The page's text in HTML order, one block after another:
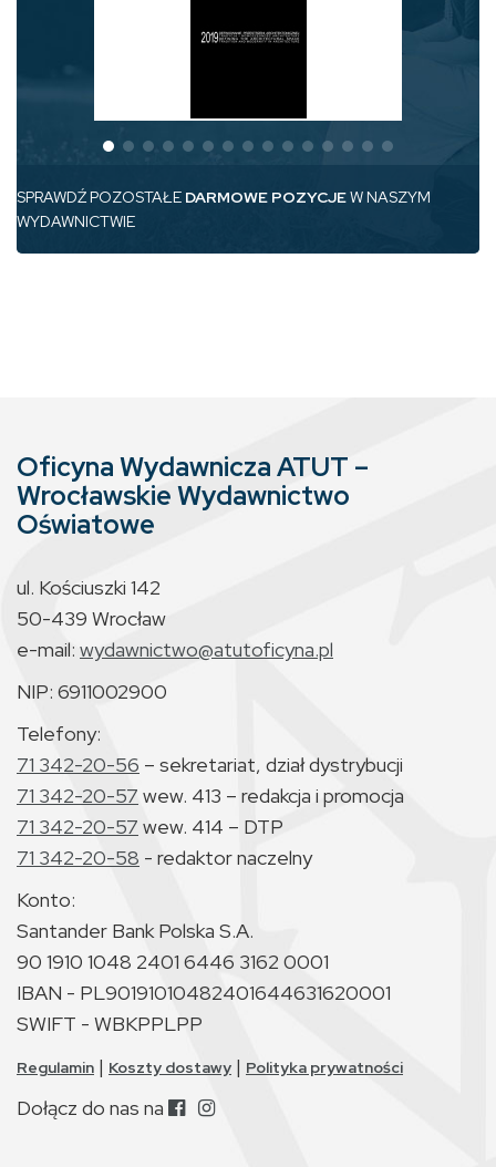
SPRAWDŹ POZOSTAŁE DARMOWE POZYCJEW NASZYM
WYDAWNICTWIE
Oficyna Wydawnicza ATUT –
Wrocławskie Wydawnictwo
Oświatowe
ul. Kościuszki 142
50-439 Wrocław
e-mail: wydawnictwo@atutoficyna.pl
NIP: 6911002900
Telefony:
71 342-20-56 – sekretariat, dział dystrybucji
71 342-20-57 wew. 413 – redakcja i promocja
71 342-20-57 wew. 414 – DTP
71 342-20-58 - redaktor naczelny
Konto:
Santander Bank Polska S.A.
90 1910 1048 2401 6446 3162 0001
IBAN - PL90191010482401644631620001
SWIFT - WBKPPLPP
Regulamin | Koszty dostawy | Polityka prywatności
Dołącz do nas na